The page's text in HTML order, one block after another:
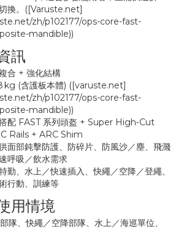
換。([Varuste.net]
zh/p102177/ops-core-fast-
mandible))
訊
合 + 強化結構
kg (含護板本體) ([varuste.net]
zh/p102177/ops-core-fast-
mandible))
配 FAST 系列頭盔 + Super High‑Cut
Rails + ARC Shim
面部鈍擊防護、防碎片、防風沙／塵、飛濺
呼吸／飲水需求
勤、水上／快速插入、快繩／空降／登繩、
行動、訓練等
用情境
隊、快繩／空降部隊、水上／海巡單位、